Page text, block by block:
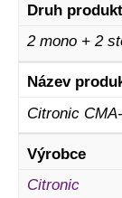
Druh
2 mono + 2
Název
Citronic
Výrobce
Citronic